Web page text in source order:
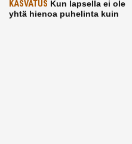
KASVATUS Kun lapsella ei ole
yhtä hienoa puhelinta kuin